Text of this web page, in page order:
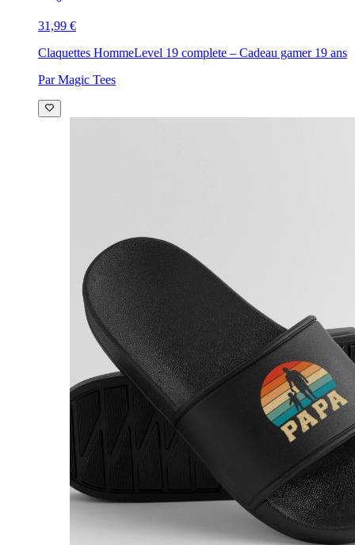
31,99 €
Claquettes HommeLevel 19 complete – Cadeau gamer 19 ans
Par Magic Tees